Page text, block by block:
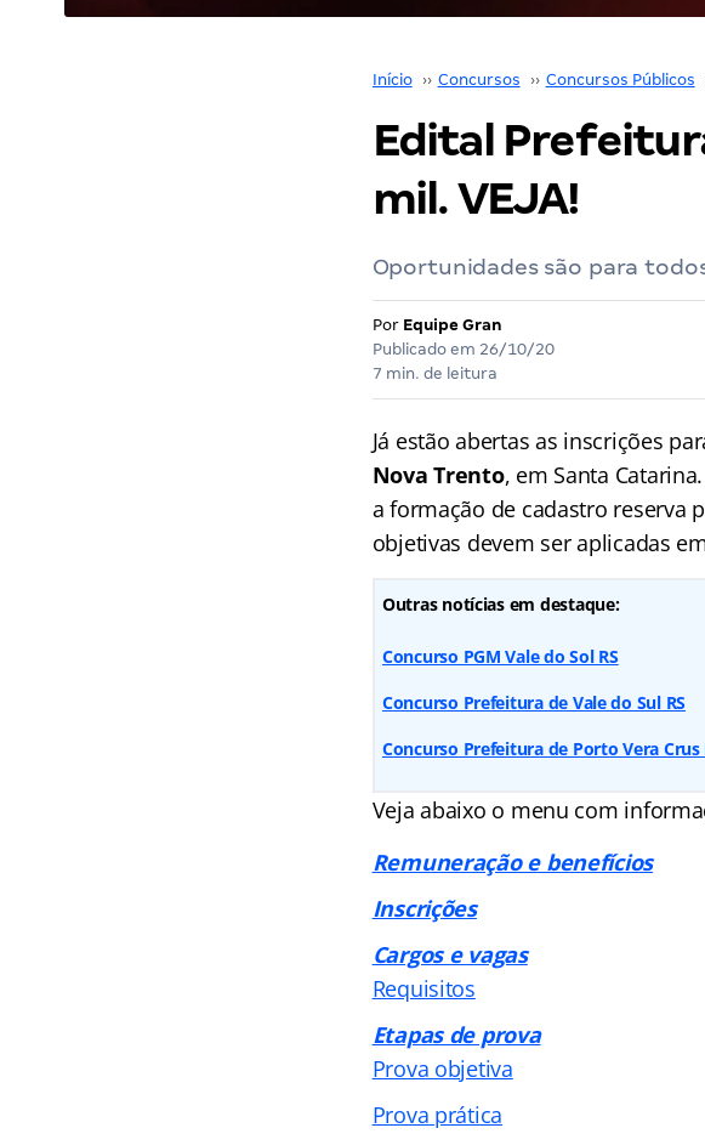
Início ›› Concursos ›› Concursos Públicos
Edital
mil. VEJA!
Oportunidades são para
Por Equipe Gran
Publicado em 26/10/20
7 min. de leitura
Já estão abertas as inscrições
Nova Trento, em Santa
a formação de cadastro reserva
objetivas devem ser aplicadas
Outras notícias em destaque:
Concurso PGM Vale do Sol RS
Concurso Prefeitura de Vale do Sul RS
Concurso Prefeitura de Porto Vera Crus
Veja abaixo o menu com
Remuneração e benefícios
Inscrições
Cargos e vagas
Requisitos
Etapas de prova
Prova objetiva
Prova prática